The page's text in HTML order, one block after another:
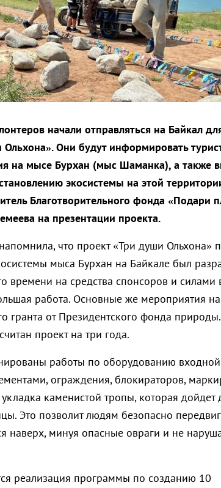
начали отправляться на Байкал
Они будут информировать
на мысе Бурхан (мыс Шаманка), а также
экосистемы на этой
Благотворительного фонда «Подари
на презентации проекта.
что проект «Три души Ольхона»
мыса Бурхан на Байкале был
времени на средства спонсоров и силами
работа. Основные же мероприятия
гранта от Президентского фонда
проект на три года.
работы по оборудованию
ограждения, блокираторов,
каменистой тропы, которая дойдет
Это позволит людям безопасно
наверх, минуя опасные овраги и не
реализация программы по созданию 10